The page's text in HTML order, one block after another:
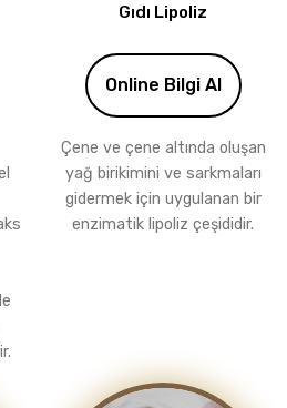
Gıdı Lipoliz
Online Bilgi Al
Çene ve çene altında oluşan
yağ birikimini ve sarkmaları
gidermek için uygulanan bir
enzimatik lipoliz çeşididir.